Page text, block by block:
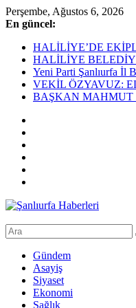
Skip
to
Perşembe, Ağustos 6, 2026
En güncel:
HALİLİYE’DE
HALİLİYE
Yeni Parti Şanlıurfa İl
VEKİL ÖZYAVUZ:
BAŞKAN MAHMUT
Şanlıurfa
Dakika
Şanlıurfa
Gündem
Asayiş
Siyaset
Ekonomi
Sağlık